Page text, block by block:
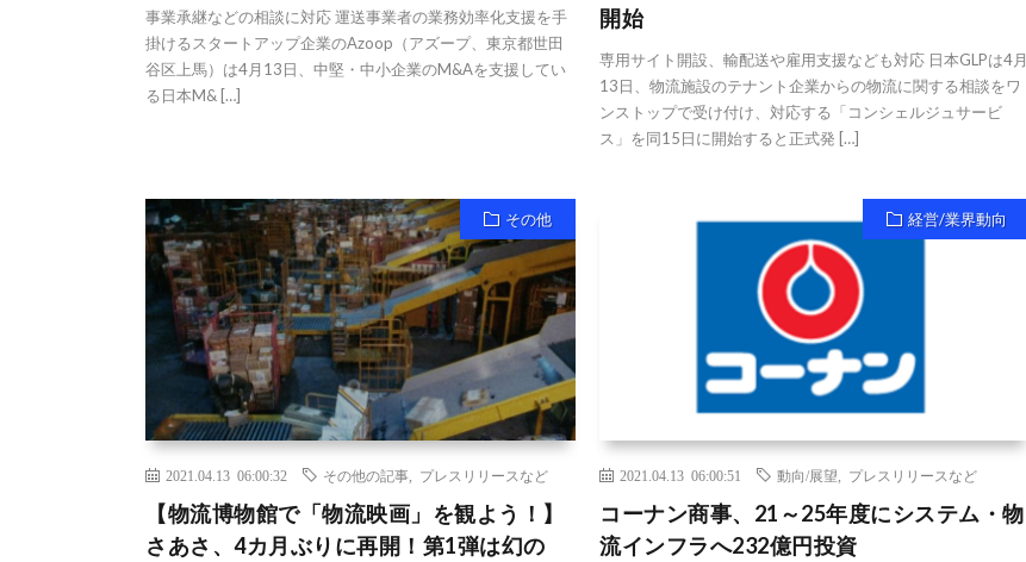
事業承継などの相談に対応 運送事業者の業務効率化支援を手
掛けるスタートアップ企業のAzoop（アズープ、東京都世田
谷区上馬）は4月13日、中堅・中小企業のM&Aを支援してい
る日本M& […]
開始
専用サイト開設、輸配送や雇用支援なども対応 日本GLPは4月
13日、物流施設のテナント企業からの物流に関する相談をワ
ンストップで受け付け、対応する「コンシェルジュサービ
ス」を同15日に開始すると正式発 […]
その他
2021.04.13 06:00:32 その他の記事 プレスリリースなど
【物流博物館で「物流映画」を観よう！】
さあさ、4カ月ぶりに再開！第1弾は幻の
経営/業界動向
2021.04.13 06:00:51 動向/展望 プレスリリースなど
コーナン商事、21～25年度にシステム・物
流インフラへ232億円投資